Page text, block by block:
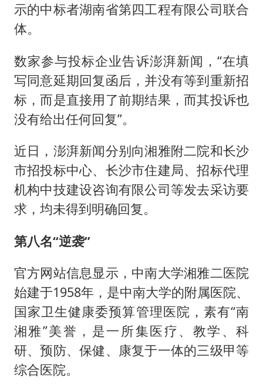
示的中标者湖南省第四工程有限公司联合
体。
数家参与投标企业告诉澎湃新闻，“在填
写同意延期回复函后，并没有等到重新招
标，而是直接用了前期结果，而其投诉也
没有给出任何回复”。
近日，澎湃新闻分别向湘雅附二院和长沙
市招投标中心、长沙市住建局、招标代理
机构中技建设咨询有限公司等发去采访要
求，均未得到明确回复。
第八名“逆袭”
官方网站信息显示，中南大学湘雅二医院
始建于1958年，是中南大学的附属医院、
国家卫生健康委预算管理医院，素有“南
湘雅”美誉，是一所集医疗、教学、科
研、预防、保健、康复于一体的三级甲等
综合医院。